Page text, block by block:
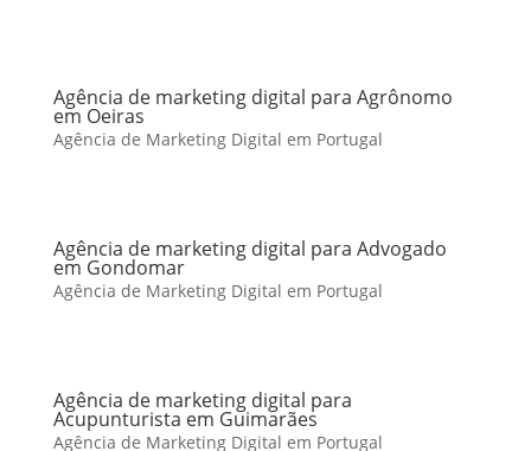
Agência de marketing digital para Agrônomo
em Oeiras
Agência de Marketing Digital em Portugal
Agência de marketing digital para Advogado
em Gondomar
Agência de Marketing Digital em Portugal
Agência de marketing digital para
Acupunturista em Guimarães
Agência de Marketing Digital em Portugal